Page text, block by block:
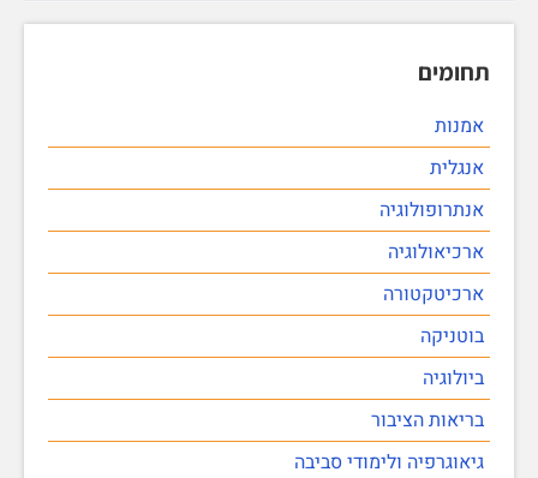
תחומים
אמנות
אנגלית
אנתרופולוגיה
ארכיאולוגיה
ארכיטקטורה
בוטניקה
ביולוגיה
בריאות הציבור
גיאוגרפיה ולימודי סביבה